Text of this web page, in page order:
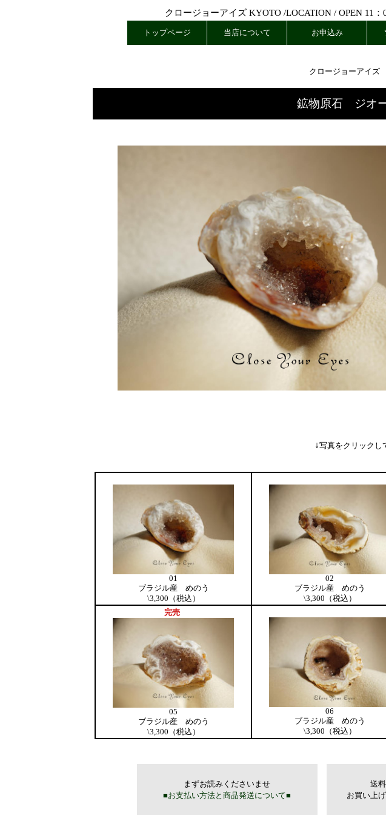
クロージョーアイズ KYOTO /LOCATION/ OPEN 11：
トップページ 当店について お申込み
クロージョーアイズ
鉱物原石 ジオ
↓写真をクリックし
01
ブラジル産 めのう
\3,300（税込）
02
ブラジル産 めのう
\3,300（税込）
完売
05
ブラジル産 めのう
\3,300（税込）
06
ブラジル産 めのう
\3,300（税込）